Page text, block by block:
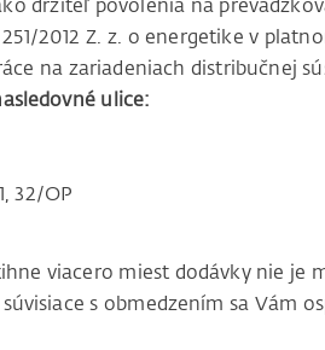
držiteľ povolenia na
2012 Z. z. o energetike v
na zariadeniach distribučnej
ulice:
32/OP
viacero miest dodávky nie je
s obmedzením sa Vám